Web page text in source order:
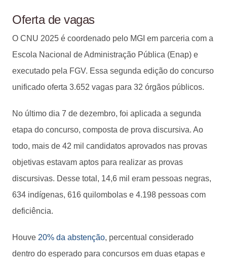
Oferta de vagas
O CNU 2025 é coordenado pelo MGI em parceria com a
Escola Nacional de Administração Pública (Enap) e
executado pela FGV. Essa segunda edição do concurso
unificado oferta 3.652 vagas para 32 órgãos públicos.
No último dia 7 de dezembro, foi aplicada a segunda
etapa do concurso, composta de prova discursiva. Ao
todo, mais de 42 mil candidatos aprovados nas provas
objetivas estavam aptos para realizar as provas
discursivas. Desse total, 14,6 mil eram pessoas negras,
634 indígenas, 616 quilombolas e 4.198 pessoas com
deficiência.
Houve 20% da abstenção, percentual considerado
dentro do esperado para concursos em duas etapas e